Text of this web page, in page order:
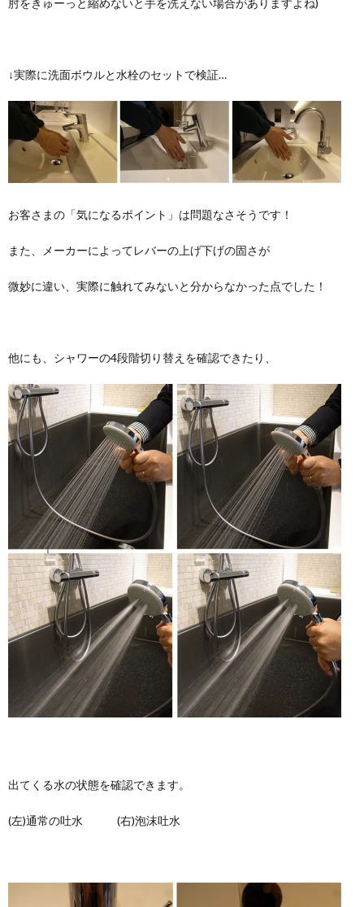
肘をきゅーっと縮めないと手を洗えない場合がありますよね)
↓実際に洗面ボウルと水栓のセットで検証…
お客さまの「気になるポイント」は問題なさそうです！
また、メーカーによってレバーの上げ下げの固さが
微妙に違い、 実際に触れてみないと分からなかった点でした！
他にも、シャワーの4段階切り替えを確認できたり、
出てくる水の状態を確認できます。
(左)通常の吐水 (右)泡沫吐水